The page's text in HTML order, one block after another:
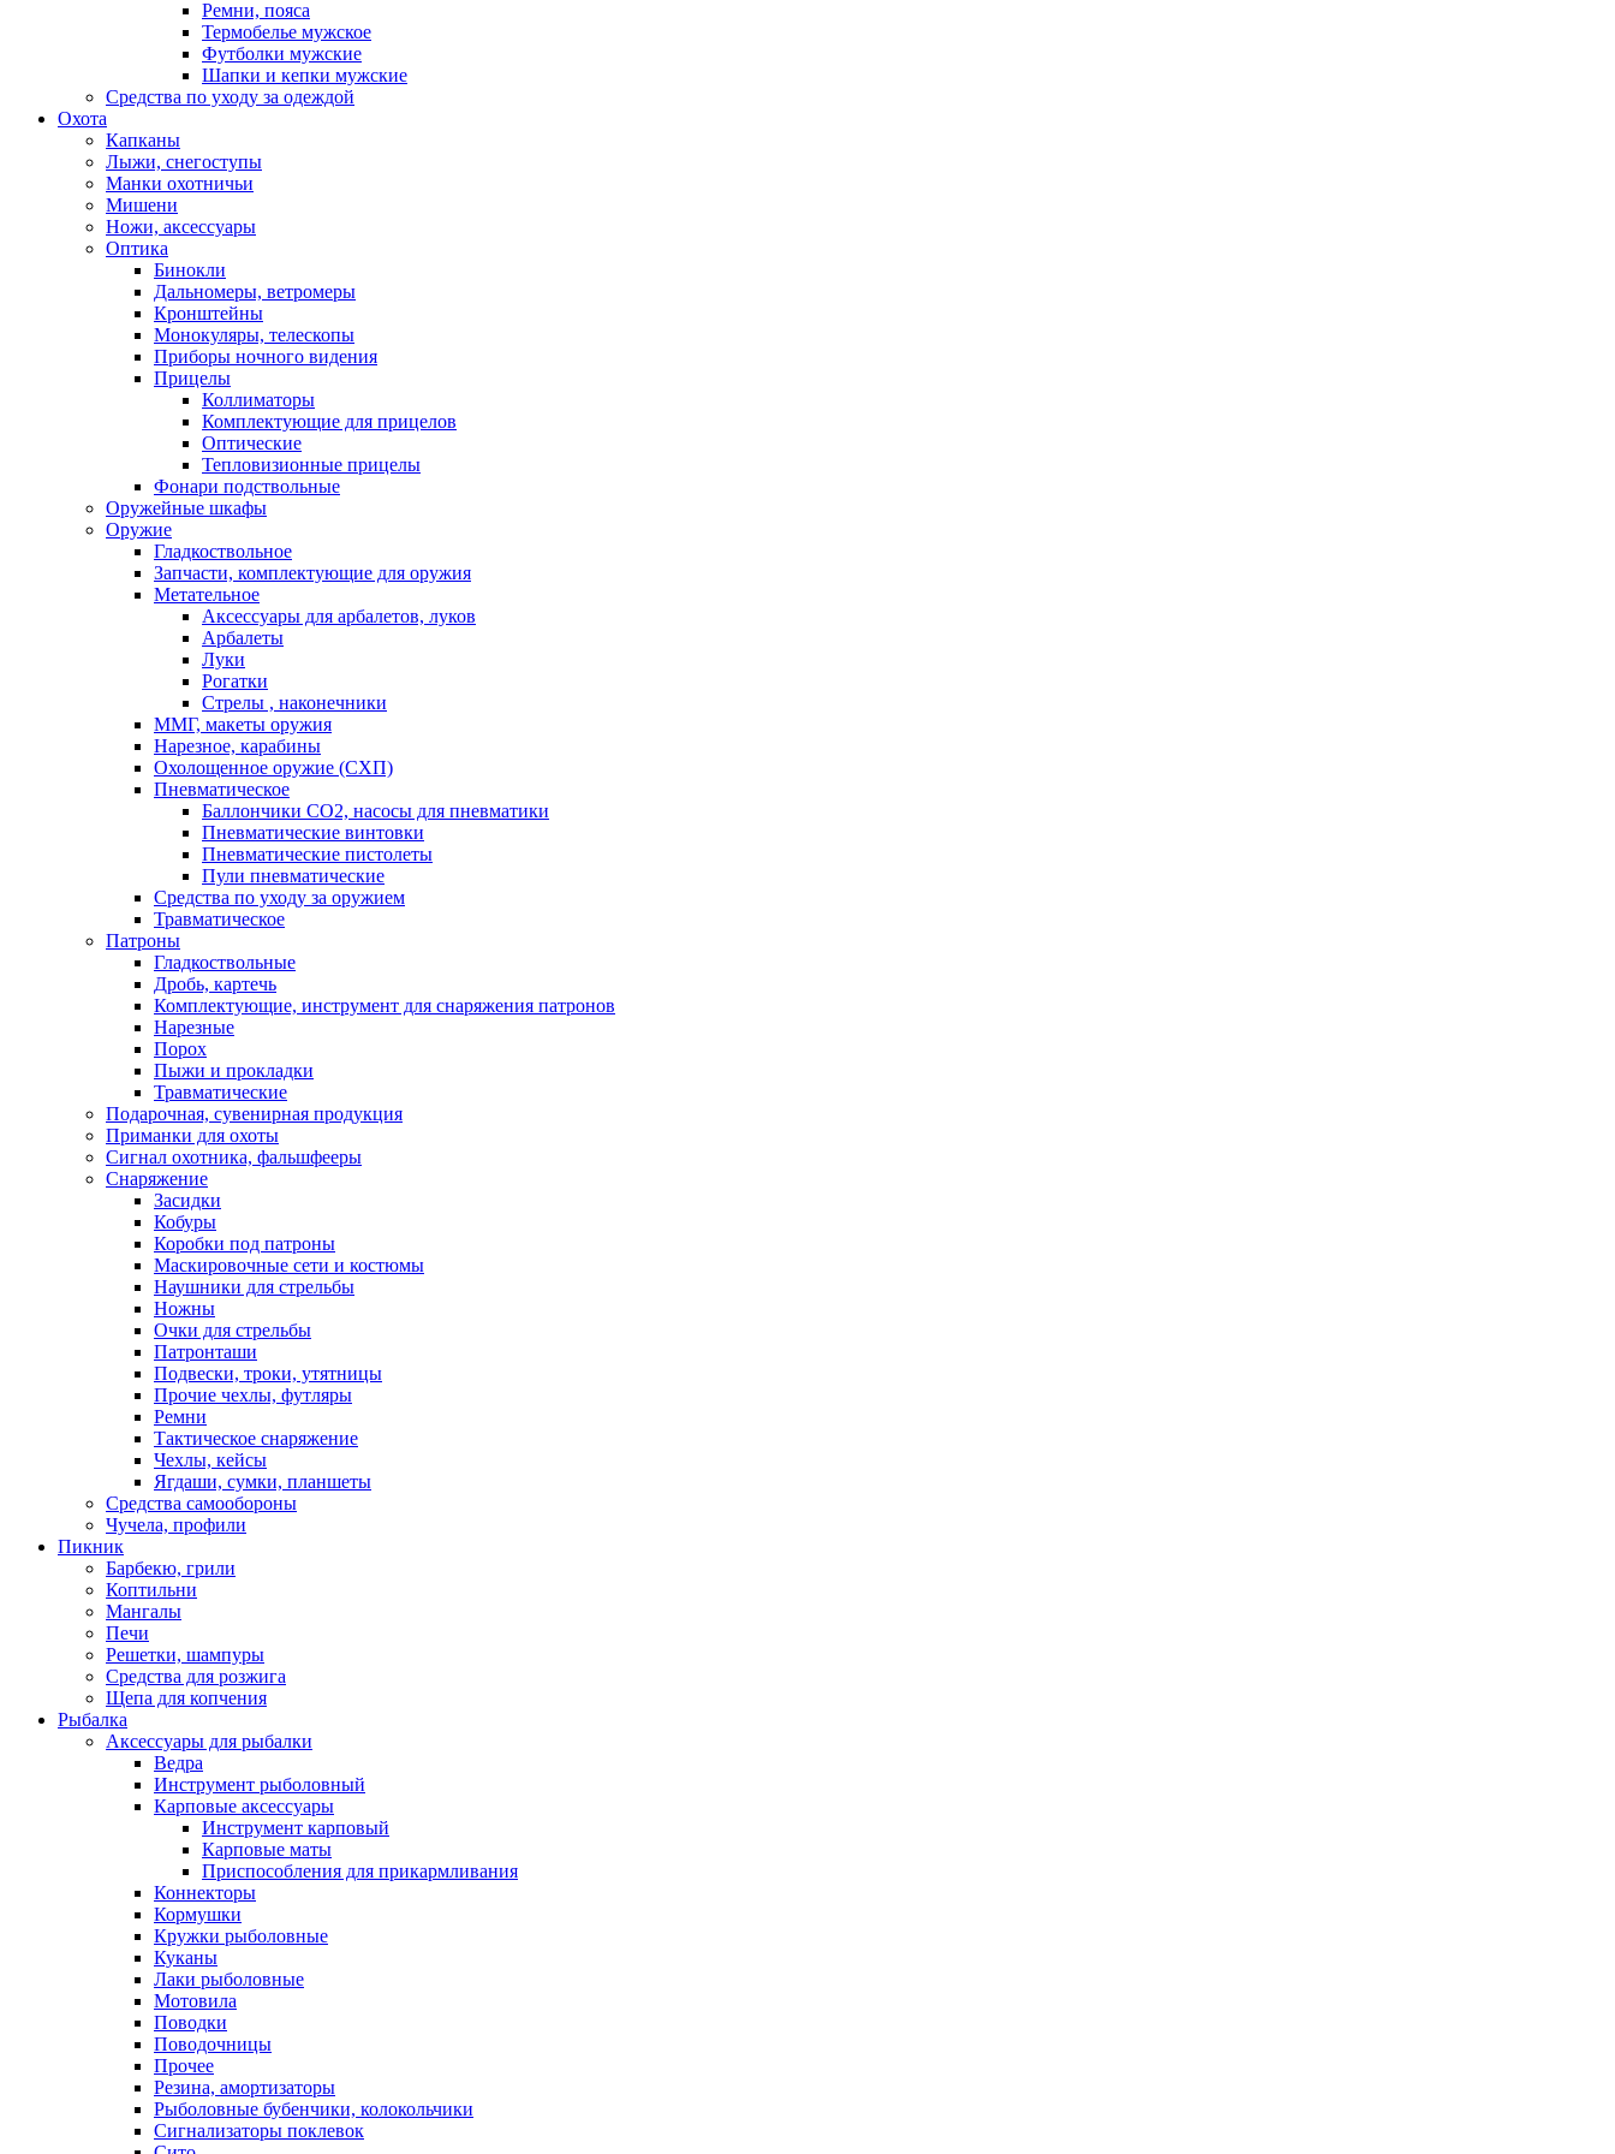
Ремни, пояса
Термобелье мужское
Футболки мужские
Шапки и кепки мужские
Средства по уходу за одеждой
Охота
Капканы
Лыжи, снегоступы
Манки охотничьи
Мишени
Ножи, аксессуары
Оптика
Бинокли
Дальномеры, ветромеры
Кронштейны
Монокуляры, телескопы
Приборы ночного видения
Прицелы
Коллиматоры
Комплектующие для прицелов
Оптические
Тепловизионные прицелы
Фонари подствольные
Оружейные шкафы
Оружие
Гладкоствольное
Запчасти, комплектующие для оружия
Метательное
Аксессуары для арбалетов, луков
Арбалеты
Луки
Рогатки
Стрелы , наконечники
ММГ, макеты оружия
Нарезное, карабины
Охолощенное оружие (СХП)
Пневматическое
Баллончики СО2, насосы для пневматики
Пневматические винтовки
Пневматические пистолеты
Пули пневматические
Средства по уходу за оружием
Травматическое
Патроны
Гладкоствольные
Дробь, картечь
Комплектующие, инструмент для снаряжения патронов
Нарезные
Порох
Пыжи и прокладки
Травматические
Подарочная, сувенирная продукция
Приманки для охоты
Сигнал охотника, фальшфееры
Снаряжение
Засидки
Кобуры
Коробки под патроны
Маскировочные сети и костюмы
Наушники для стрельбы
Ножны
Очки для стрельбы
Патронташи
Подвески, троки, утятницы
Прочие чехлы, футляры
Ремни
Тактическое снаряжение
Чехлы, кейсы
Ягдаши, сумки, планшеты
Средства самообороны
Чучела, профили
Пикник
Барбекю, грили
Коптильни
Мангалы
Печи
Решетки, шампуры
Средства для розжига
Щепа для копчения
Рыбалка
Аксессуары для рыбалки
Ведра
Инструмент рыболовный
Карповые аксессуары
Инструмент карповый
Карповые маты
Приспособления для прикармливания
Коннекторы
Кормушки
Кружки рыболовные
Куканы
Лаки рыболовные
Мотовила
Поводки
Поводочницы
Прочее
Резина, амортизаторы
Рыболовные бубенчики, колокольчики
Сигнализаторы поклевок